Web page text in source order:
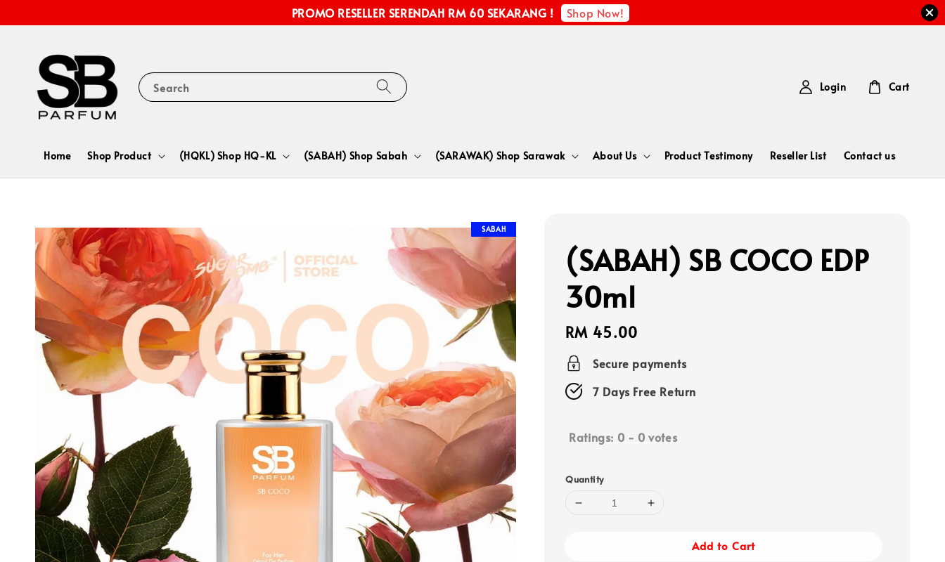
PROMO RESELLER SERENDAH RM 60 SEKARANG ! Shop Now!
Search
Home Shop Product (HQKL) Shop HQ-KL (SABAH) Shop Sabah (SARAWAK) Shop Sarawak About Us Product Testimony Reseller List Contact us
Login Cart
SABAH
(SABAH) SB COCO EDP
30ml
Regular
price
RM 45.00
Secure payments
7 Days Free Return
Ratings: 0 - 0 votes
Quantity
Add to Cart